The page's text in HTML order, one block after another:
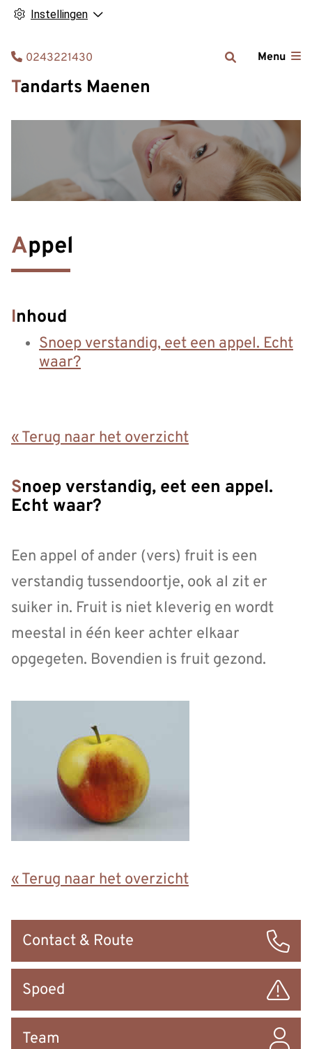
Instellingen
Tandarts Maenen
Menu
Tel:
0243221430
Appel
Inhoud
Snoep verstandig, eet een appel. Echt
waar?
« Terug naar het overzicht
Snoep verstandig, eet een appel.
Echt waar?
Een appel of ander (vers) fruit is een
verstandig tussendoortje, ook al zit er
suiker in. Fruit is niet kleverig en wordt
meestal in één keer achter elkaar
opgegeten. Bovendien is fruit gezond.
« Terug naar het overzicht
naar
Contact & Route
Spoed
Team